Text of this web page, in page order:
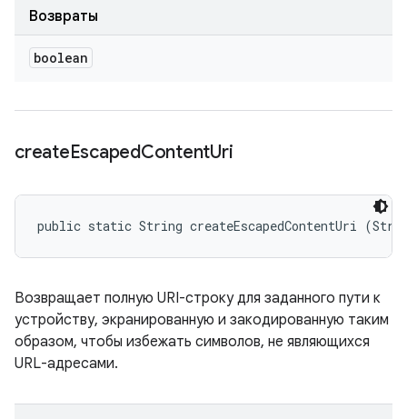
Возвраты
boolean
createEscapedContentUri
public static String createEscapedContentUri
Возвращает полную URI-строку для заданного пути к
устройству, экранированную и закодированную таким
образом, чтобы избежать символов, не являющихся
URL-адресами.